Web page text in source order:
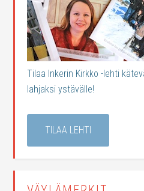
Tilaa Inkerin Kirkko -lehti
lahjaksi ystävälle!
TILAA LEHTI